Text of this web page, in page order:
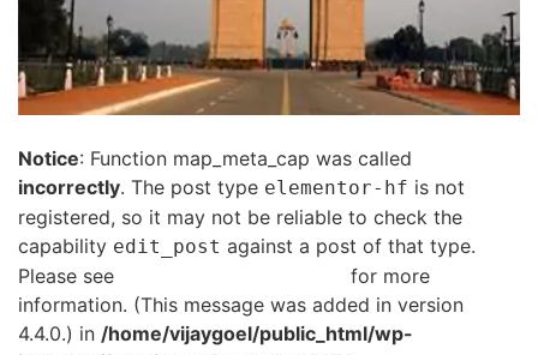
Notice: Function map_meta_cap was called
incorrectly. The post type elementor-hf is not
registered, so it may not be reliable to check the
capability edit_post against a post of that type.
Please see
for more
information. (This message was added in version
4.4.0.) in /home/vijaygoel/public_html/wp-